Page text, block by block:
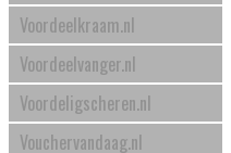
Voordeelkraam.nl
Voordeelvanger.nl
Voordeligscheren.nl
Vouchervandaag.nl